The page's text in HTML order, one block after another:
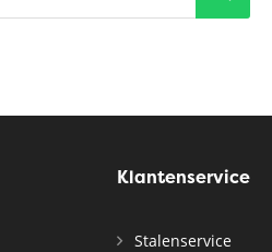
Klantenservice
Stalenservice